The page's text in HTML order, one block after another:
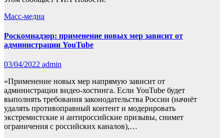
Масс-медиа
Роскомнадзор: применение новых мер зависит от
администрации YouTube
03/04/2022 admin
«Применение новых мер напрямую зависит от
администрации видео-хостинга. Если YouTube будет
выполнять требования законодательства России (начнёт
удалять противоправный контент и модерировать
экстремистские и антироссийские призывы, снимет
ограничения с российских каналов),…